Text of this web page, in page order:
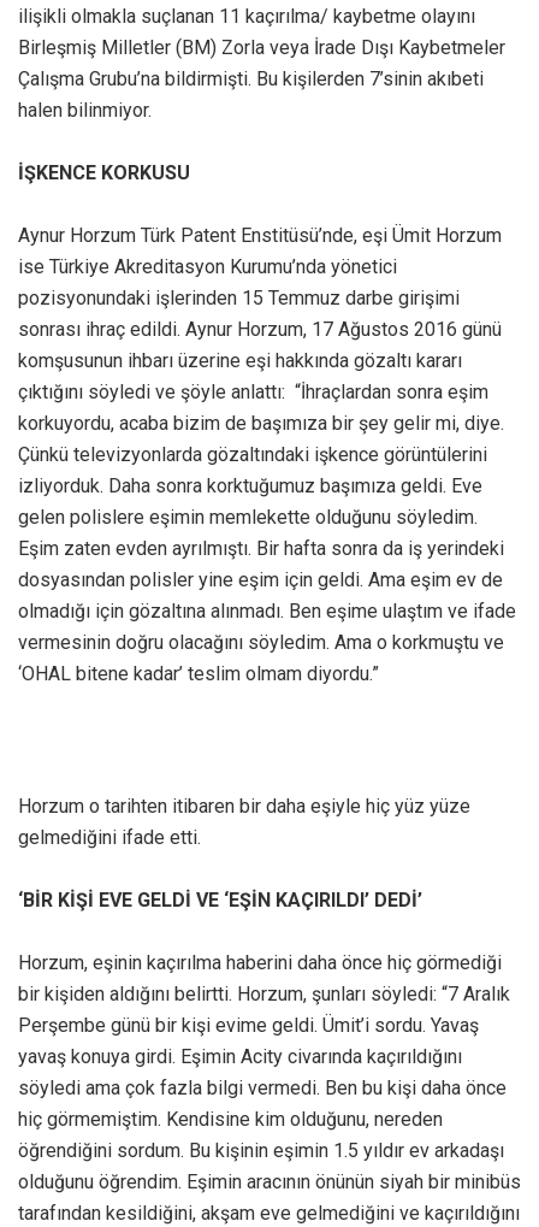
ilişikli olmakla suçlanan 11 kaçırılma/ kaybetme olayını
Birleşmiş Milletler (BM) Zorla veya İrade Dışı Kaybetmeler
Çalışma Grubu’na bildirmişti. Bu kişilerden 7’sinin akıbeti
halen bilinmiyor.
İŞKENCE KORKUSU
Aynur Horzum Türk Patent Enstitüsü’nde, eşi Ümit Horzum
ise Türkiye Akreditasyon Kurumu’nda yönetici
pozisyonundaki işlerinden 15 Temmuz darbe girişimi
sonrası ihraç edildi. Aynur Horzum, 17 Ağustos 2016 günü
komşusunun ihbarı üzerine eşi hakkında gözaltı kararı
çıktığını söyledi ve şöyle anlattı: “İhraçlardan sonra eşim
korkuyordu, acaba bizim de başımıza bir şey gelir mi, diye.
Çünkü televizyonlarda gözaltındaki işkence görüntülerini
izliyorduk. Daha sonra korktuğumuz başımıza geldi. Eve
gelen polislere eşimin memlekette olduğunu söyledim.
Eşim zaten evden ayrılmıştı. Bir hafta sonra da iş yerindeki
dosyasından polisler yine eşim için geldi. Ama eşim ev de
olmadığı için gözaltına alınmadı. Ben eşime ulaştım ve ifade
vermesinin doğru olacağını söyledim. Ama o korkmuştu ve
‘OHAL bitene kadar’ teslim olmam diyordu.”
Horzum o tarihten itibaren bir daha eşiyle hiç yüz yüze
gelmediğini ifade etti.
‘BİR KİŞİ EVE GELDİ VE ‘EŞİN KAÇIRILDI’ DEDİ’
Horzum, eşinin kaçırılma haberini daha önce hiç görmediği
bir kişiden aldığını belirtti. Horzum, şunları söyledi: “7 Aralık
Perşembe günü bir kişi evime geldi. Ümit’i sordu. Yavaş
yavaş konuya girdi. Eşimin Acity civarında kaçırıldığını
söyledi ama çok fazla bilgi vermedi. Ben bu kişi daha önce
hiç görmemiştim. Kendisine kim olduğunu, nereden
öğrendiğini sordum. Bu kişinin eşimin 1.5 yıldır ev arkadaşı
olduğunu öğrendim. Eşimin aracının önünün siyah bir minibüs
tarafından kesildiğini, akşam eve gelmediğini ve kaçırıldığını